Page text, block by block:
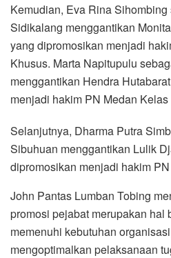
Kemudian, Eva Rina
Sidikalang menggantikan
yang dipromosikan menjadi
Khusus. Marta Napitupulu
menggantikan Hendra
menjadi hakim PN Medan
Selanjutnya, Dharma Putra
Sibuhuan menggantikan Lulik
dipromosikan menjadi hakim
John Pantas Lumban Tobing
promosi pejabat merupakan hal
memenuhi kebutuhan
mengoptimalkan pelaksanaan